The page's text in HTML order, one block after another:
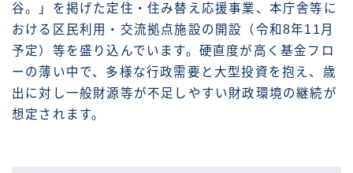
谷。」を掲げた定住・住み替え応援事業、本庁舎等に
おける区民利用・交流拠点施設の開設（令和8年11月
予定）等を盛り込んでいます。硬直度が高く基金フロ
ーの薄い中で、多様な行政需要と大型投資を抱え、歳
出に対し一般財源等が不足しやすい財政環境の継続が
想定されます。